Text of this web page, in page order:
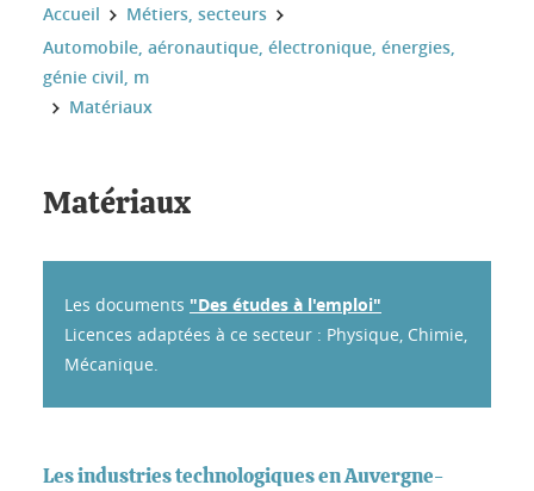
Vous êtes ici :
Accueil
Métiers, secteurs
Automobile, aéronautique, électronique, énergies,
génie civil, m
Matériaux
Matériaux
Les documents "Des études à l'emploi"
Licences adaptées à ce secteur : Physique, Chimie,
Mécanique.
Les industries technologiques en Auvergne-